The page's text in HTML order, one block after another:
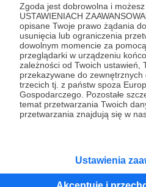
Zgoda jest dobrowolna i
USTAWIENIACH
opisane Twoje prawo żądania
usunięcia lub ograniczenia
dowolnym momencie za
przeglądarki w urządzeniu
zależności od Twoich ustawień,
przekazywane do
trzecich tj. z państw spoza
Gospodarczego. Pozostałe
temat przetwarzania Twoich
przetwarzania znajdują się w
Ustawienia
Promowani autorzy
Karczmarz
378 patronów
RPG, na którym
sesji oraz coraz
poradnikowych